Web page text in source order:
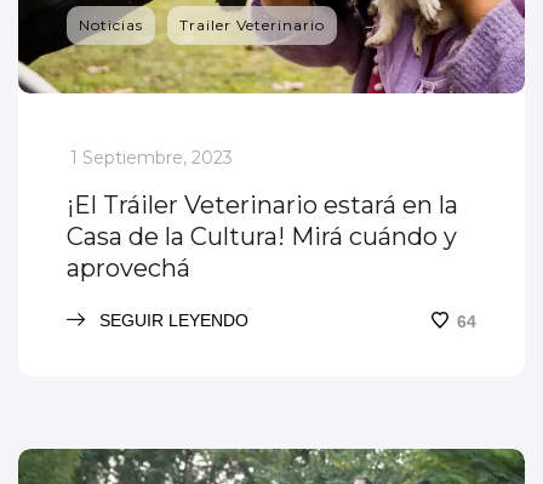
Noticias Trailer Veterinario
_1 Septiembre, 2023
¡El Tráiler Veterinario estará en la
Casa de la Cultura! Mirá cuándo y
aprovechá
SEGUIR LEYENDO 64